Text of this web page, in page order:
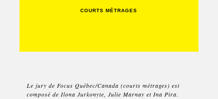
COURTS MÉTRAGES
Le jury de Focus Québec/Canada (courts métrages) est
composé de Ilona Jurkonyte, Julie Marnay et Ina Pira.